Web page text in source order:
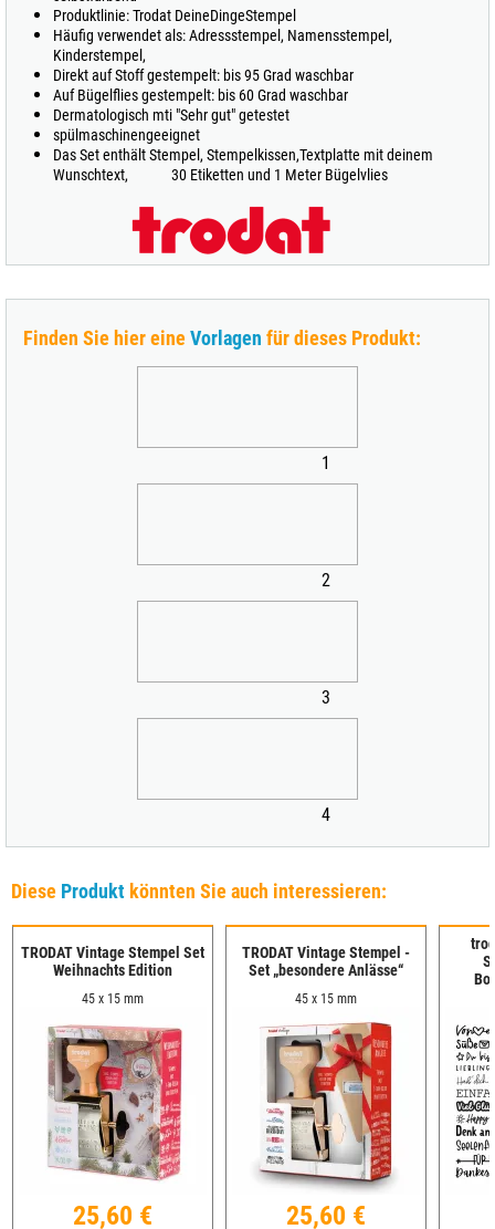
Produktlinie: Trodat DeineDingeStempel
Häufig verwendet als: Adressstempel, Namensstempel,
Kinderstempel,
Direkt auf Stoff gestempelt: bis 95 Grad waschbar
Auf Bügelflies gestempelt: bis 60 Grad waschbar
Dermatologisch mti "Sehr gut" getestet
spülmaschinengeeignet
Das Set enthält Stempel, Stempelkissen,Textplatte mit deinem
Wunschtext,
30 Etiketten und 1 Meter Bügelvlies
Finden Sie hier eineVorlagen für dieses Produkt:
1
2
3
4
Diese Produktkönnten Sie auch interessieren:
TRODAT Vintage Stempel Set
Weihnachts Edition
45 x 15 mm
25,60 €
TRODAT Vintage Stempel -
Set „besondere Anlässe“
45 x 15 mm
25,60 €